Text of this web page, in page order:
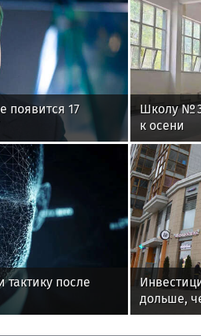
17
Школу №
к осени
после
дольше,